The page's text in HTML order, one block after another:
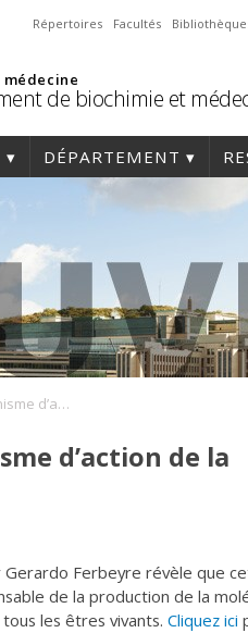
Répertoires Facultés
de biochimie et
DÉPARTEMENT
Comprendre le mécanisme d’action de la metformine
d’action de la
Ferbeyre révèle que
de la production de la
les êtres vivants. Cliquez ici